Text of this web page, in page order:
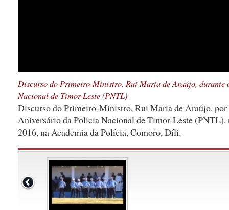
Discurso do Primeiro-Ministro, Rui Maria de Araújo, durante
Nacional de Timor-Leste (PNTL)
Discurso do Primeiro-Ministro, Rui Maria de Araújo, por
Aniversário da Polícia Nacional de Timor-Leste (PNTL).
2016, na Academia da Polícia, Comoro, Díli.